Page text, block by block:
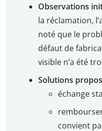
Observations
la réclamation,
noté que le
défaut de
visible n’a été
Solutions
échange
convient